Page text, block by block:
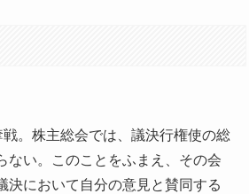
。株主総会では、議決行権使の総
ない。このことをふまえ、その会
決において自分の意見と賛同する